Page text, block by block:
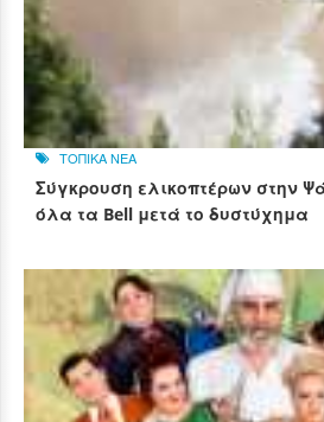
ΤΟΠΙΚΑ ΝΕΑ
Σύγκρουση ελικοπτέρων στην
όλα τα Bell μετά το δυστύχημα